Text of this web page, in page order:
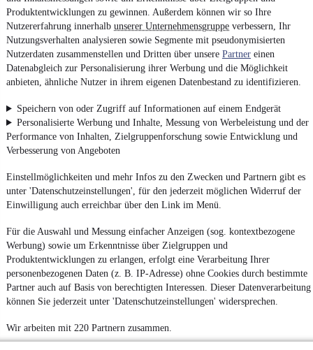
Produktentwicklungen zu gewinnen. Außerdem können wir so Ihre
Nutzererfahrung innerhalb unserer Unternehmensgruppe verbessern, Ihr
Nutzungsverhalten analysieren sowie Segmente mit pseudonymisierten
Nutzerdaten zusammenstellen und Dritten über unsere Partner einen
Datenabgleich zur Personalisierung ihrer Werbung und die Möglichkeit
anbieten, ähnliche Nutzer in ihrem eigenen Datenbestand zu identifizieren.
Speichern von oder Zugriff auf Informationen auf einem Endgerät
Personalisierte Werbung und Inhalte, Messung von Werbeleistung und der
Performance von Inhalten, Zielgruppenforschung sowie Entwicklung und
Verbesserung von Angeboten
Einstellmöglichkeiten und mehr Infos zu den Zwecken und Partnern gibt es
unter 'Datenschutzeinstellungen', für den jederzeit möglichen Widerruf der
Einwilligung auch erreichbar über den Link im Menü.
Für die Auswahl und Messung einfacher Anzeigen (sog. kontextbezogene
Werbung) sowie um Erkenntnisse über Zielgruppen und
Produktentwicklungen zu erlangen, erfolgt eine Verarbeitung Ihrer
personenbezogenen Daten (z. B. IP-Adresse) ohne Cookies durch bestimmte
Partner auch auf Basis von berechtigten Interessen. Dieser Datenverarbeitung
können Sie jederzeit unter 'Datenschutzeinstellungen' widersprechen.
Wir arbeiten mit 220 Partnern zusammen.